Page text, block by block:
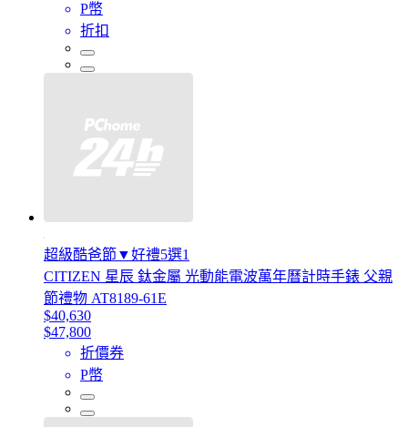
P幣
折扣
超級酷爸節▼好禮5選1
CITIZEN 星辰 鈦金屬 光動能電波萬年曆計時手錶 父親
節禮物 AT8189-61E
$40,630
$47,800
折價券
P幣